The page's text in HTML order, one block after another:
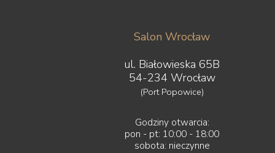
Salon Wrocław
ul. Białowieska 65B
54-234 Wrocław
(Port Popowice)
Godziny otwarcia:
pon - pt: 10:00 - 18:00
sobota: nieczynne